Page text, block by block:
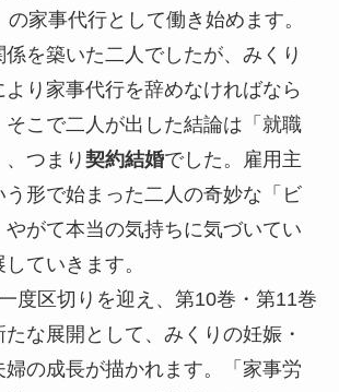
家事代行として働き始めます。
を築いた二人でしたが、みくり
り家事代行を辞めなければなら
そこで二人が出した結論は「就職
つまり 契約結婚でした。雇用主
う形で始まった二人の奇妙な「ビ
やがて本当の気持ちに気づいてい
ていきます。
度区切りを迎え、第10巻・第11巻
な展開として、みくりの妊娠・
婦の成長が描かれます。「家事労